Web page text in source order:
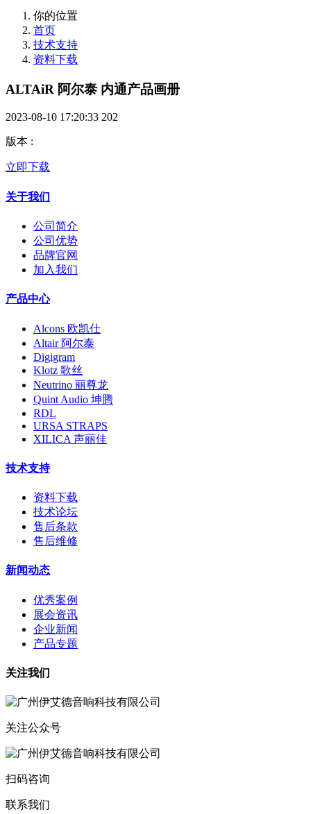
你的位置
首页
技术支持
资料下载
ALTAiR 阿尔泰 内通产品画册
2023-08-10 17:20:33 202
版本 :
立即下载
关于我们
公司简介
公司优势
品牌官网
加入我们
产品中心
Alcons 欧凯仕
Altair 阿尔泰
Digigram
Klotz 歌丝
Neutrino 丽尊龙
Quint Audio 坤腾
RDL
URSA STRAPS
XILICA 声丽佳
技术支持
资料下载
技术论坛
售后条款
售后维修
新闻动态
优秀案例
展会资讯
企业新闻
产品专题
关注我们
关注公众号
扫码咨询
联系我们